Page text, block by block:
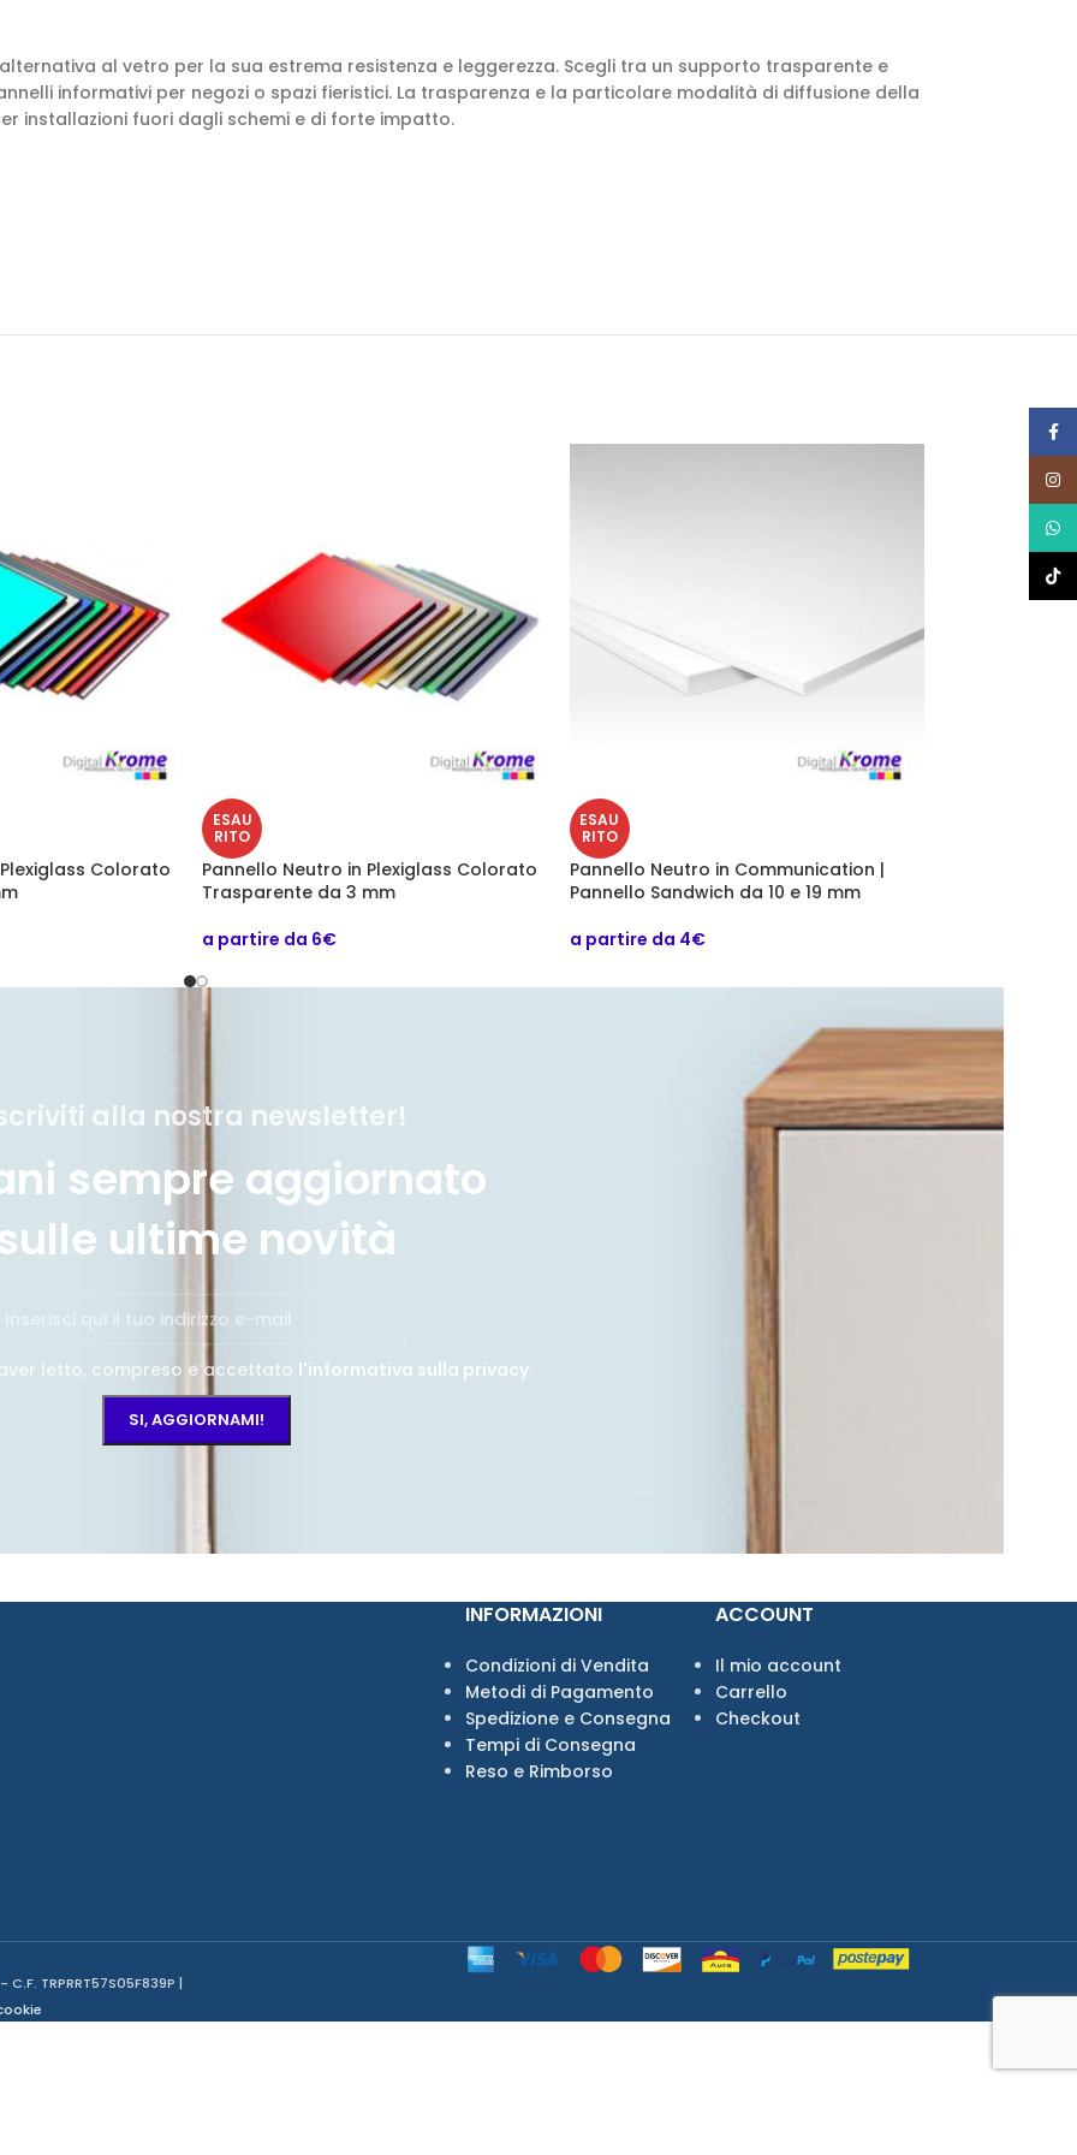
al vetro per la sua estrema resistenza e leggerezza. Scegli tra un supporto trasparente e
informativi per negozi o spazi fieristici. La trasparenza e la particolare modalità di diffusione della
installazioni fuori dagli schemi e di forte impatto.
Colorato
ESAU
RITO
Pannello Neutro in Plexiglass Colorato
Trasparente da 3 mm
a partire da 6€
ESAU
RITO
Pannello Neutro in Communication |
Pannello Sandwich da 10 e 19 mm
a partire da 4€
alla nostra newsletter!
sempre aggiornato
ultime novità
letto, compreso e accettato l'informativa sulla privacy.
INFORMAZIONI
Condizioni di Vendita
Metodi di Pagamento
Spedizione e Consegna
Tempi di Consegna
Reso e Rimborso
ACCOUNT
Il mio account
Carrello
Checkout
TRPRRT57S05F839P |